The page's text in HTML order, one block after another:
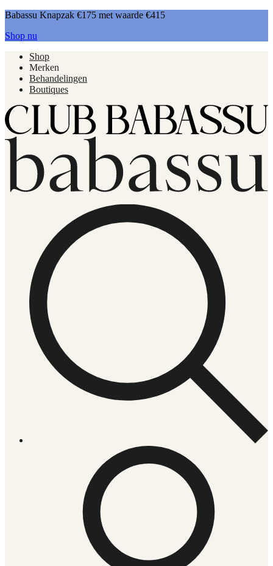
Babassu Knapzak €175 met waarde €415
Shop nu
Shop
Merken
Behandelingen
Boutiques